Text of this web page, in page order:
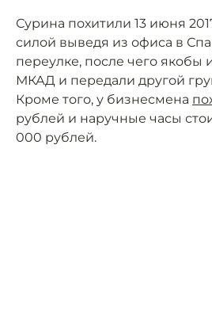
Сурина похитили 13 июня
силой выведя из офиса в
переулке, после чего якобы
МКАД и передали другой
Кроме того, у бизнесмена
рублей и наручные часы
000 рублей.